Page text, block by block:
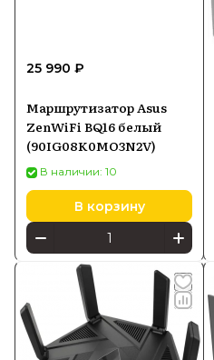
25 990 ₽
Маршрутизатор Asus
ZenWiFi BQ16 белый
(90IG08K0MO3N2V)
В наличии: 10
В корзину